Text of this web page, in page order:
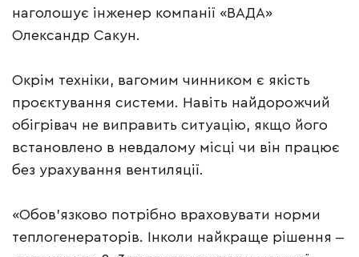
наголошує інженер компанії «ВАДА»
Олександр Сакун.
Окрім техніки, вагомим чинником є якість
проєктування системи. Навіть найдорожчий
обігрівач не виправить ситуацію, якщо його
встановлено в невдалому місці чи він працює
без урахування вентиляції.
«Обов’язково потрібно враховувати норми
теплогенераторів. Інколи найкраще рішення ‒